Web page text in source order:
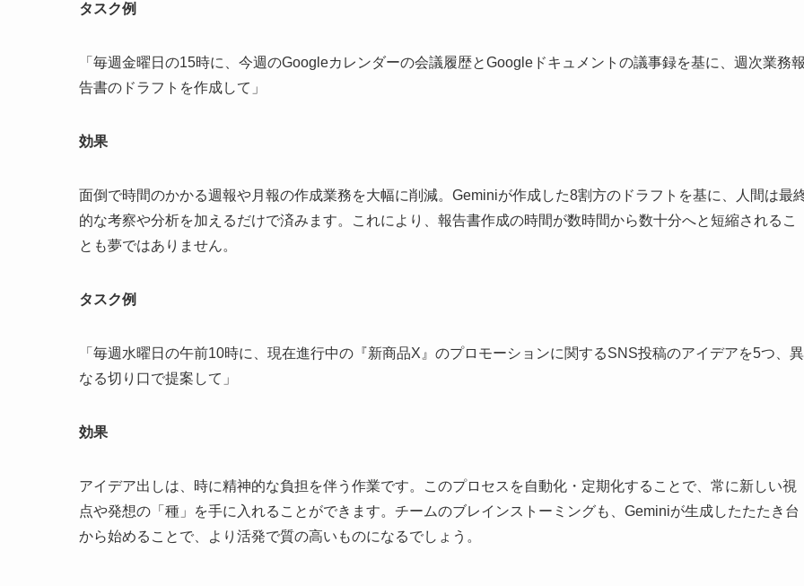
タスク例
「毎週金曜日の15時に、今週のGoogleカレンダーの会議履歴とGoogleドキュメントの議事録を基に、週次業務
告書のドラフトを作成して」
効果
面倒で時間のかかる週報や月報の作成業務を大幅に削減。Geminiが作成した8割方のドラフトを基に、人間は最
的な考察や分析を加えるだけで済みます。これにより、報告書作成の時間が数時間から数十分へと短縮されるこ
とも夢ではありません。
タスク例
「毎週水曜日の午前10時に、現在進行中の『新商品X』のプロモーションに関するSNS投稿のアイデアを5つ、異
なる切り口で提案して」
効果
アイデア出しは、時に精神的な負担を伴う作業です。このプロセスを自動化・定期化することで、常に新しい視
点や発想の「種」を手に入れることができます。チームのブレインストーミングも、Geminiが生成したたたき台
から始めることで、より活発で質の高いものになるでしょう。